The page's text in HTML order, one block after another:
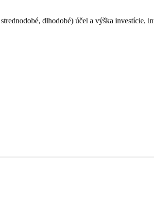
dlhodobé) účel a výška